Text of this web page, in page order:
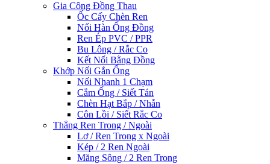
Gia Công Đồng Thau
Ốc Cấy Chèn Ren
Nối Hàn Ống Đồng
Ren Ép PVC / PPR
Bu Lông / Rắc Co
Kết Nối Bằng Đồng
Khớp Nối Gắn Ống
Nối Nhanh 1 Chạm
Cắm Ống / Siết Tán
Chèn Hạt Bắp / Nhẫn
Côn Lồi / Siết Rắc Co
Thẳng Ren Trong / Ngoài
Lơ / Ren Trong x Ngoài
Kép / 2 Ren Ngoài
Măng Sông / 2 Ren Trong